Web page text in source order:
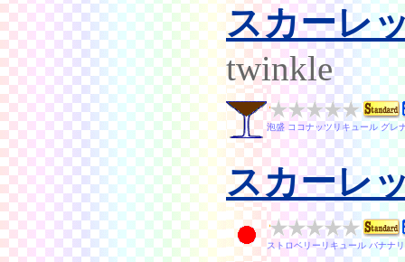
スカーレ
twinkle
泡盛 ココナッツリキュール グレ
スカーレ
ストロベリーリキュール バナナ